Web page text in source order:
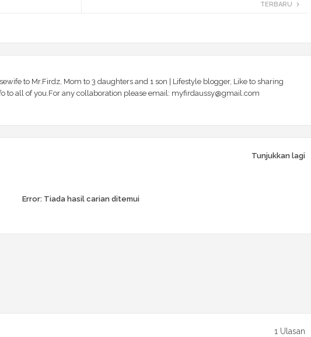
TERBARU
to Mr.Firdz, Mom to 3 daughters and 1 son | Lifestyle blogger, Like to sharing
to all of you.For any collaboration please email: myfirdaussy@gmail.com
Tunjukkan lagi
Error: Tiada hasil carian ditemui
1 Ulasan